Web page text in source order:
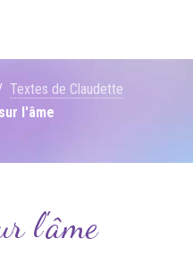
Textes de Claudette
l'âme
l'âme